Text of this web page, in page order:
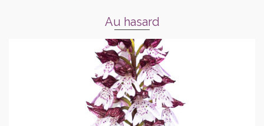
Au hasard